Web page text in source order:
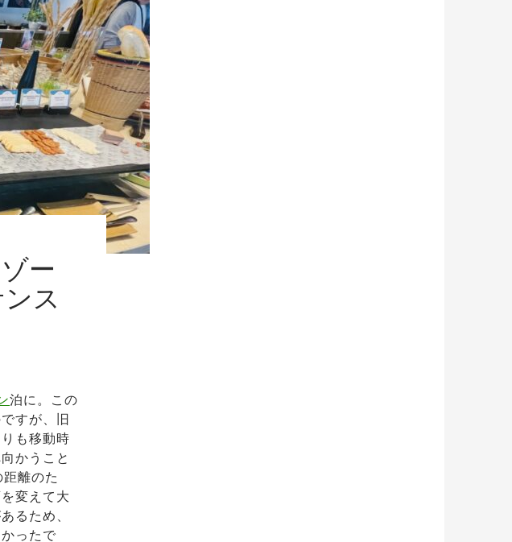
ー
ス
泊に。この
すが、旧
も移動時
かうこと
離のた
変えて大
るため、
ったで